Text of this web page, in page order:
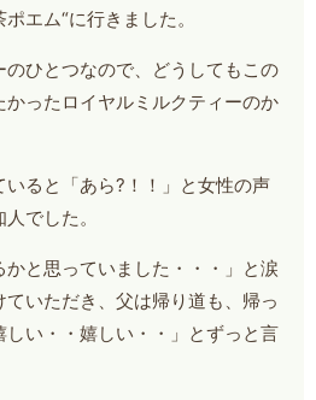
エム“に行きました。
ひとつなので、どうしてもこの
かったロイヤルミルクティーのか
ると「あら?！！」と女性の声
でした。
かと思っていました・・・」と涙
ていただき、父は帰り道も、帰っ
い・・嬉しい・・」とずっと言